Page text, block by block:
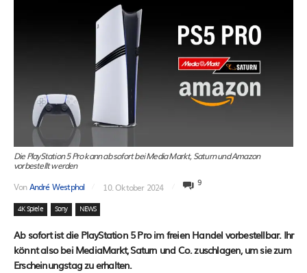
Die PlayStation 5 Pro kann ab sofort bei Media Markt, Saturn und Amazon
vorbestellt werden
VonAndré Westphal 10. Oktober 2024 9
4K Spiele Sony NEWS
Ab sofort ist die PlayStation 5 Pro im freien Handel vorbestellbar. Ihr
könnt also bei MediaMarkt, Saturn und Co. zuschlagen, um sie zum
Erscheinungstag zu erhalten.